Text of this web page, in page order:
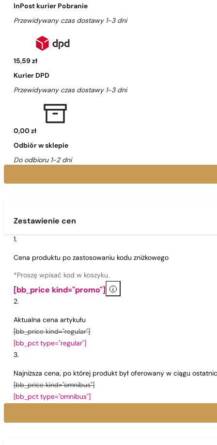
InPost kurier Pobranie
Przewidywany czas dostawy 1-3 dni
15,59 zł
Kurier DPD
Przewidywany czas dostawy 1-3 dni
0,00 zł
Odbiór w sklepie
Do odbioru 1-2 dni
Zestawienie cen
Cena produktu po zastosowaniu kodu zniżkowego
*Proszę wpisać kod w koszyku.
[bb_price kind="promo"] i
Aktualna cena artykułu
[bb_price kind="regular"]
[bb_pct type="regular"]
Najniższa cena, po której produkt był oferowany w ciągu
[bb_price kind="omnibus"]
[bb_pct type="omnibus"]